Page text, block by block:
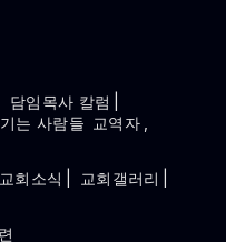
담임목사 칼럼
기는 사람들 교역자
교회소식 교회갤러리